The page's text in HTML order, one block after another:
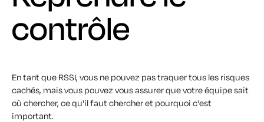
contrôle
En tant que RSSI, vous ne pouvez pas traquer tous les risques
cachés, mais vous pouvez vous assurer que votre équipe sait
où chercher, ce qu'il faut chercher et pourquoi c'est
important.